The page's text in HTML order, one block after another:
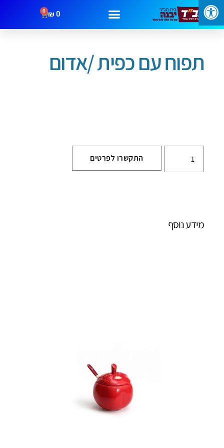
0
₪
0
עמוד הבית/ראש השנה / תפוח עם כפית /אדום
תפוח עם כפית /אדום
התקשרו לפרטים
מידע נוסף